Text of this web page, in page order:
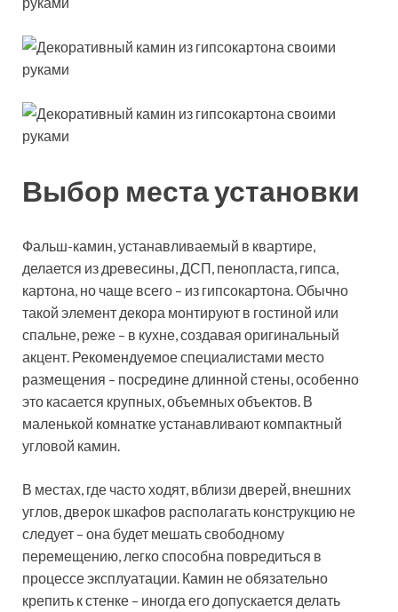
Выбор места установки
Фальш-камин, устанавливаемый в квартире,
делается из древесины, ДСП, пенопласта, гипса,
картона, но чаще всего – из гипсокартона. Обычно
такой элемент декора монтируют в гостиной или
спальне, реже – в кухне, создавая оригинальный
акцент. Рекомендуемое специалистами место
размещения – посредине длинной стены, особенно
это касается крупных, объемных объектов. В
маленькой комнатке устанавливают компактный
угловой камин.
В местах, где часто ходят, вблизи дверей, внешних
углов, дверок шкафов располагать конструкцию не
следует – она будет мешать свободному
перемещению, легко способна повредиться в
процессе эксплуатации. Камин не обязательно
крепить к стенке – иногда его допускается делать